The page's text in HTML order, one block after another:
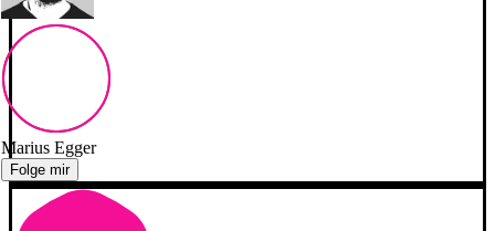
Marius Egger
Folge mir